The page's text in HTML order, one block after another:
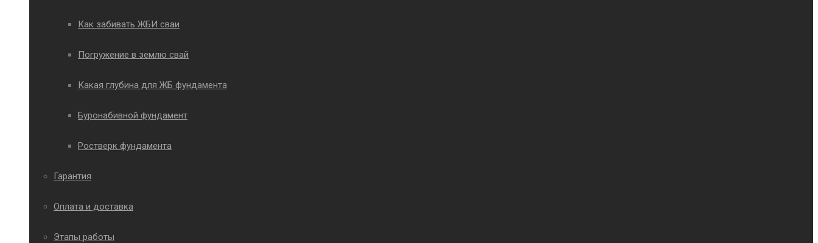
Как забивать ЖБИ сваи
Погружение в землю свай
Какая глубина для ЖБ фундамента
Буронабивной фундамент
Ростверк фундамента
Гарантия
Оплата и доставка
Этапы работы